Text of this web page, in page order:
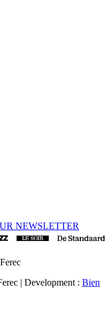
NEWSLETTER
| Development : Bien